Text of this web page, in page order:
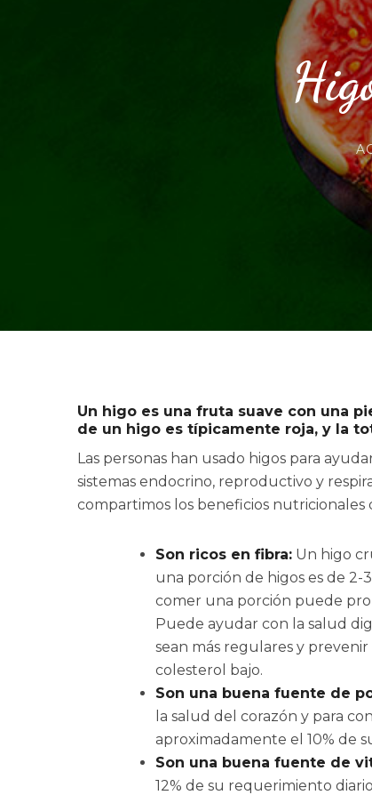
Un higo es una fruta suave con una
de un higo es típicamente roja, y la
Las personas han usado higos para
sistemas endocrino, reproductivo y
compartimos los beneficios nutricionales
Son ricos en fibra: Un higo
una porción de higos es de 2-
comer una porción puede
Puede ayudar con la salud
sean más regulares y
colesterol bajo.
Son una buena fuente de
la salud del corazón y para
aproximadamente el 10% de
Son una buena fuente de
12% de su requerimiento